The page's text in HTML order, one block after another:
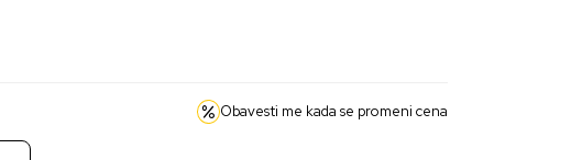
Obavesti me kada se promeni cena